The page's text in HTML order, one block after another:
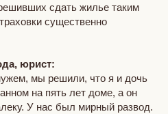
сдать жилье таким
существенно
юрист:
мы решили, что я и дочь
на пять лет доме, а он
У нас был мирный развод.